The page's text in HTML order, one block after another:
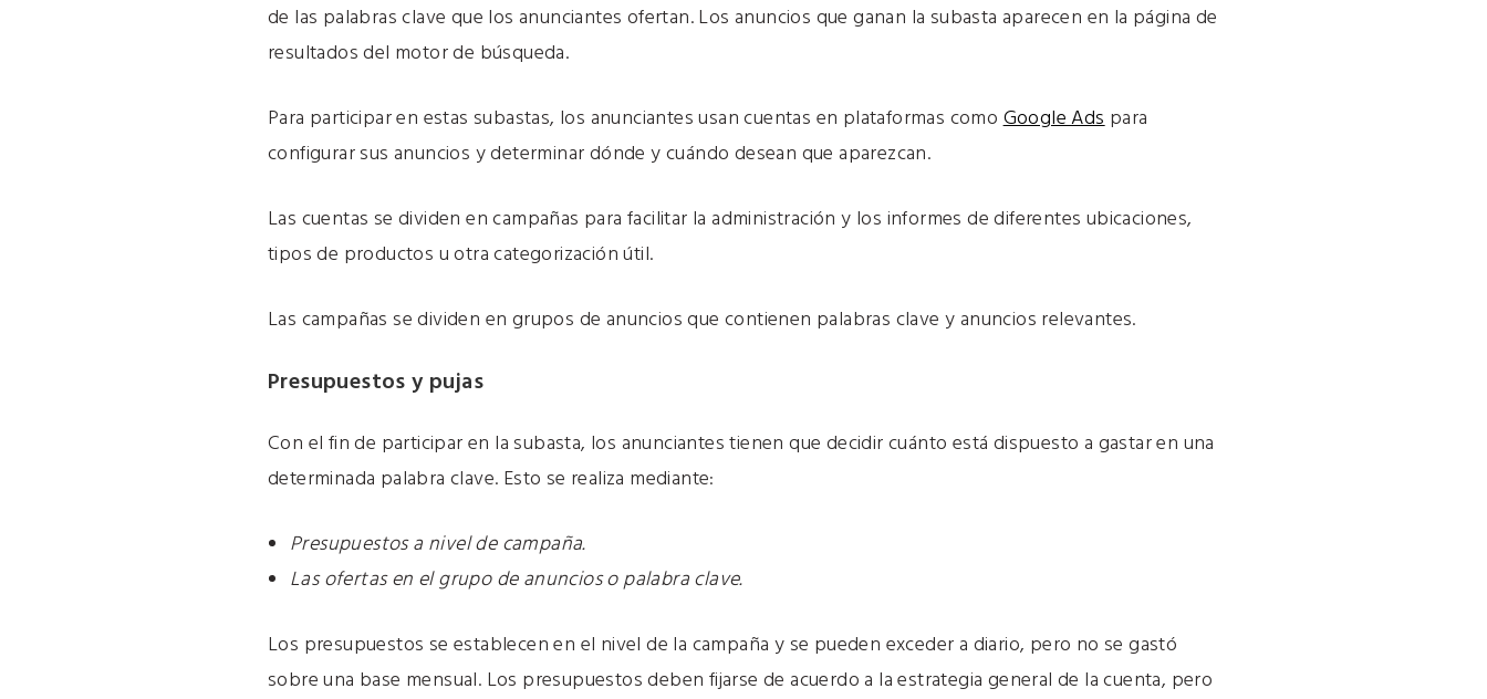
de las palabras clave que los anunciantes ofertan. Los anuncios que ganan la subasta aparecen en la página de
resultados del motor de búsqueda.
Para participar en estas subastas, los anunciantes usan cuentas en plataformas comoGoogle Adspara
configurar sus anuncios y determinar dónde y cuándo desean que aparezcan.
Las cuentas se dividen en campañas para facilitar la administración y los informes de diferentes ubicaciones,
tipos de productos u otra categorización útil.
Las campañas se dividen en grupos de anuncios que contienen palabras clave y anuncios relevantes.
Presupuestos y pujas
Con el fin de participar en la subasta, los anunciantes tienen que decidir cuánto está dispuesto a gastar en una
determinada palabra clave. Esto se realiza mediante:
Presupuestos a nivel de campaña.
Las ofertas en el grupo de anuncios o palabra clave.
Los presupuestos se establecen en el nivel de la campaña y se pueden exceder a diario, pero no se gastó
sobre una base mensual. Los presupuestos deben fijarse de acuerdo a la estrategia general de la cuenta, pero